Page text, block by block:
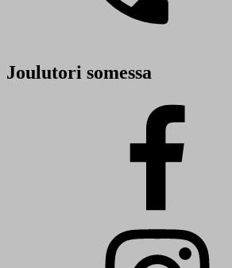
Joulutori somessa